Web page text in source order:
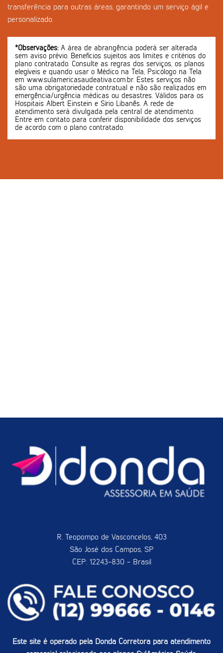
transferência para outras áreas, garantindo um serviço ágil e
personalizado.
*Observações:A área de abrangência poderá ser alterada
sem aviso prévio. Benefícios sujeitos aos limites e critérios do
plano contratado. Consulte as regras dos serviços, os planos
elegíveis e quando usar o Médico na Tela, Psicólogo na Tela
em www.sulamericasaudeativa.com.br. Estes serviços não
são uma obrigatoriedade contratual e não são realizados em
emergência/urgência médicas ou desastres. Válidos para os
Hospitais Albert Einstein e Sírio Libanês. A rede de
atendimento será divulgada pela central de atendimento.
Entre em contato para conferir disponibilidade dos serviços
de acordo com o plano contratado.
R. Teopompo de Vasconcelos, 403
São José dos Campos, SP
CEP: 12243-830 - Brasil
Este site é operado pela Donda Corretora para atendimento